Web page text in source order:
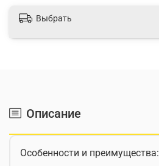
Выбрать
Описание
Особенности и преимущества: